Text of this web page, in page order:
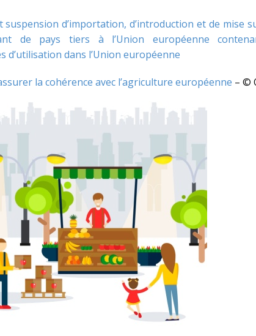
d’importation, d’introduction et de mise
de pays tiers à l’Union européenne
dans l’Union européenne
la cohérence avec l’agriculture européenne – ©